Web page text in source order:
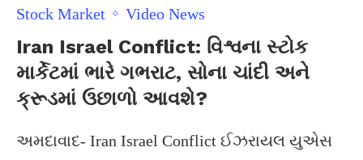
Stock Market
Video News
Iran Israel Conflict: વિશ્વના સ્ટોક
માર્કેટમાં ભારે ગભરાટ, સોના ચાંદી અને
ક્રૂડમાં ઉછાળો આવશે?
અમદાવાદ- Iran Israel Conflict ઈઝરાયલ યુએસ